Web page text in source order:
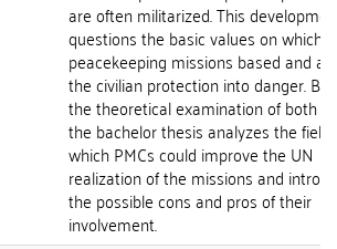
are often militarized. This
questions the basic values on which
peacekeeping missions based and
the civilian protection into danger.
the theoretical examination of both
the bachelor thesis analyzes the
which PMCs could improve the UN
realization of the missions and
the possible cons and pros of their
involvement.